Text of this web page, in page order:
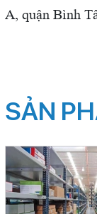
A, quận Bình
SẢN